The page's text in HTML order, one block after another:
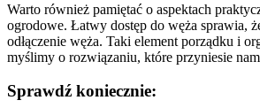
Warto również pamiętać o aspektach
ogrodowe. Łatwy dostęp do węża sprawia,
odłączenie węża. Taki element porządku i
myślimy o rozwiązaniu, które przyniesie
Sprawdź koniecznie: